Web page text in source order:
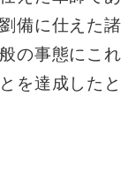
備に仕えた諸
の事態にこれ
を達成したと